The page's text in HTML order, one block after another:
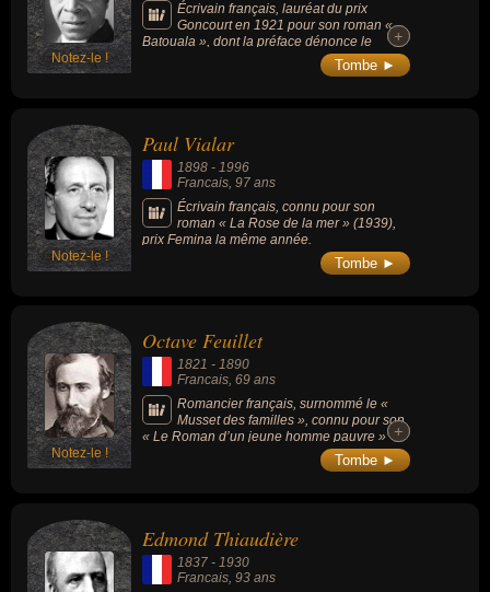
Notez-le !
Écrivain français, lauréat du prix
Goncourt en 1921 pour son roman «
Batouala », dont la préface dénonce le
+
+
Tombe ►
Notez-le !
Paul Vialar
1898 - 1996
Francais, 97 ans
Écrivain français, connu pour son
roman « La Rose de la mer » (1939),
prix Femina la même année.
Tombe ►
Notez-le !
Octave Feuillet
1821 - 1890
Francais, 69 ans
Romancier français, surnommé le «
Musset des familles », connu pour son
« Le Roman d’un jeune homme pauvre »
(1858), il fut membre de l'Académie
+
+
Tombe ►
Edmond Thiaudière
1837 - 1930
Francais, 93 ans